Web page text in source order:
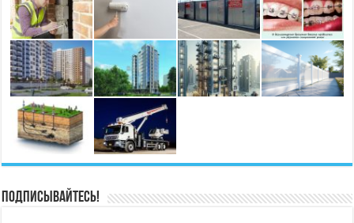
Подписывайтесь!